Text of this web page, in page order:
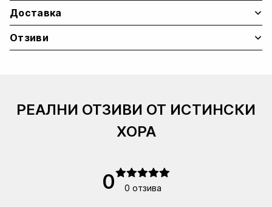
Доставка
Отзиви
РЕАЛНИ ОТЗИВИ ОТ ИСТИНСКИ
ХОРА
0 0 отзива